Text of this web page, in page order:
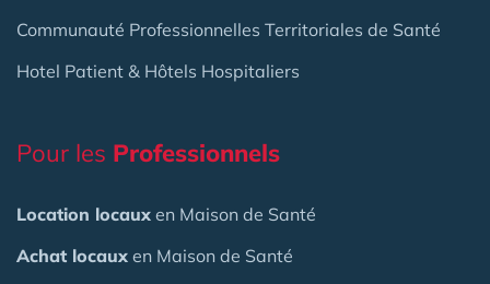
Communauté Professionnelles Territoriales de Santé
Hotel Patient & Hôtels Hospitaliers
Pour les Professionnels
Location locaux en Maison de Santé
Achat locaux en Maison de Santé